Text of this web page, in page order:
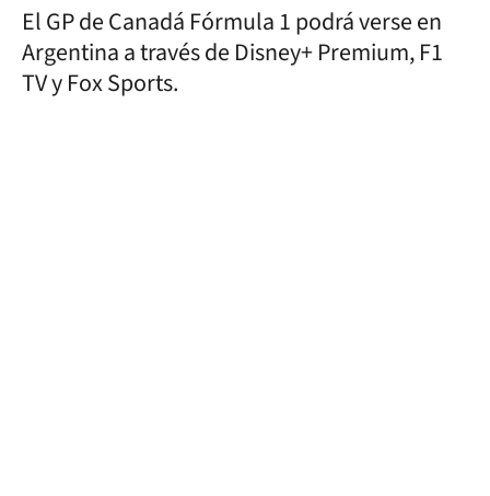
El GP de Canadá Fórmula 1 podrá verse en
Argentina a través de Disney+ Premium, F1
TV y Fox Sports.